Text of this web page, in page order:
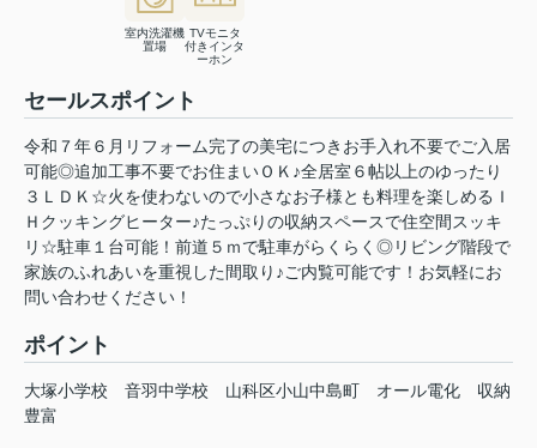
室内洗濯機
置場
TVモニタ
付きインタ
ーホン
セールスポイント
令和７年６月リフォーム完了の美宅につきお手入れ不要でご入居
可能◎追加工事不要でお住まいＯＫ♪全居室６帖以上のゆったり
３ＬＤＫ☆火を使わないので小さなお子様とも料理を楽しめるＩ
Ｈクッキングヒーター♪たっぷりの収納スペースで住空間スッキ
リ☆駐車１台可能！前道５ｍで駐車がらくらく◎リビング階段で
家族のふれあいを重視した間取り♪ご内覧可能です！お気軽にお
問い合わせください！
ポイント
大塚小学校 音羽中学校 山科区小山中島町 オール電化
収納
豊富